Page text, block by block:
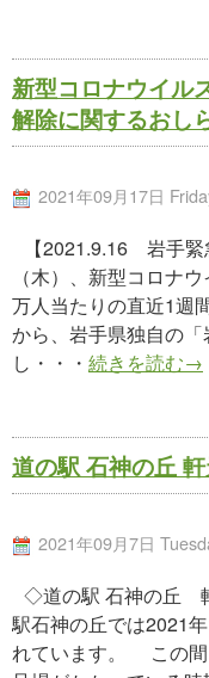
新型コロナウイル
解除に関するおし
2021年09月17日
【2021.9.16 岩手
（木）、新型コロナ
万人当たりの直近1週
から、岩手県独自の
し・・・ 続きを読む→
道の駅 石神の丘
2021年09月7日
◇道の駅 石神の丘
駅石神の丘では2021
れています。 この間